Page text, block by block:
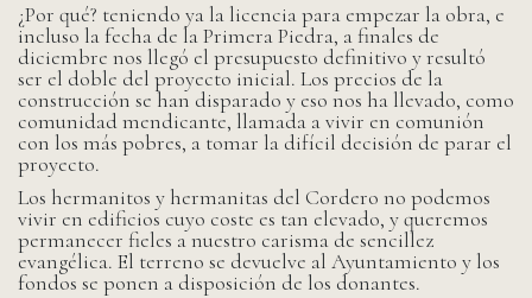
¿Por qué? teniendo ya la licencia para empezar la obra, e
incluso la fecha de la Primera Piedra, a finales de
diciembre nos llegó el presupuesto definitivo y resultó
ser el doble del proyecto inicial. Los precios de la
construcción se han disparado y eso nos ha llevado, como
comunidad mendicante, llamada a vivir en comunión
con los más pobres, a tomar la difícil decisión de parar el
proyecto.
Los hermanitos y hermanitas del Cordero no podemos
vivir en edificios cuyo coste es tan elevado, y queremos
permanecer fieles a nuestro carisma de sencillez
evangélica. El terreno se devuelve al Ayuntamiento y los
fondos se ponen a disposición de los donantes.